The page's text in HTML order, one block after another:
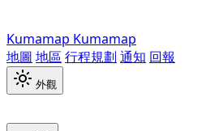
Kumamap Kumamap
地圖 地區 行程規劃 通知 回報
外觀